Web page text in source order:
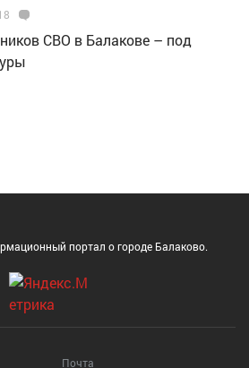
СВО в Балакове – под
портал о городе Балаково.
Почта